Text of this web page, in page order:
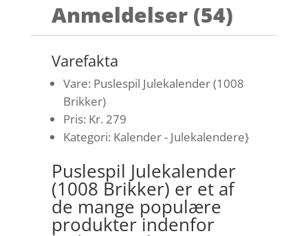
Anmeldelser (54)
Varefakta
Vare: Puslespil Julekalender (1008
Brikker)
Pris: Kr. 279
Kategori: Kalender - Julekalendere}
Puslespil Julekalender
(1008 Brikker) er et af
de mange populære
produkter indenfor